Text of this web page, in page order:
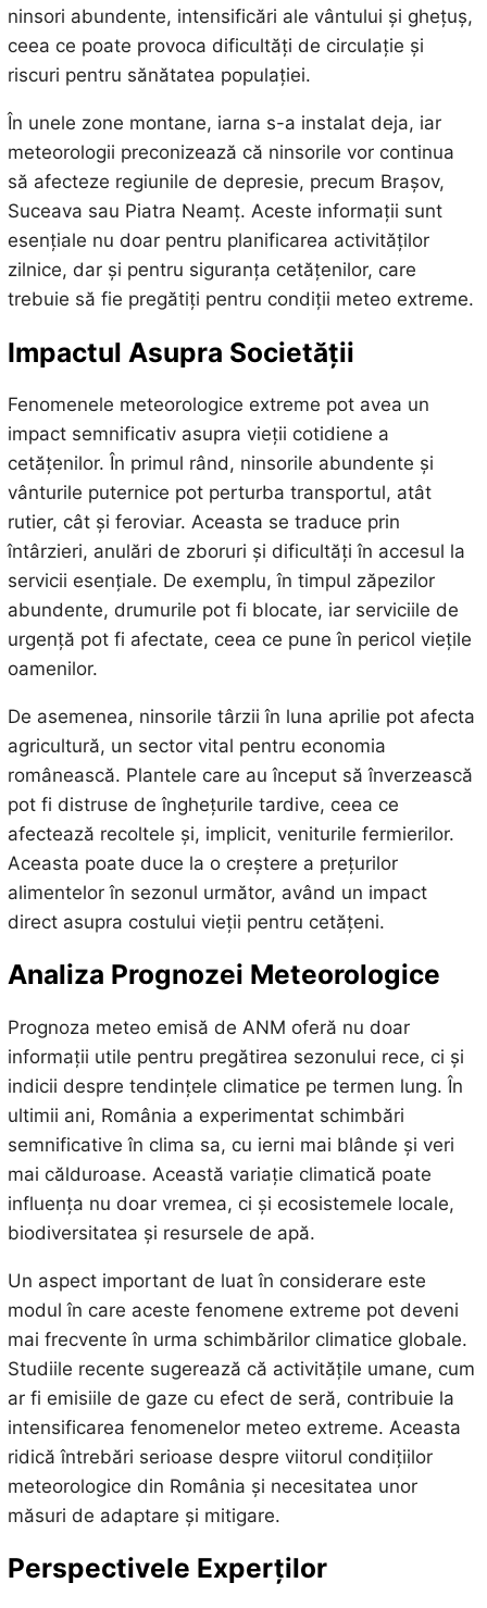
ninsori abundente, intensificări ale vântului și ghețuș,
ceea ce poate provoca dificultăți de circulație și
riscuri pentru sănătatea populației.
În unele zone montane, iarna s-a instalat deja, iar
meteorologii preconizează că ninsorile vor continua
să afecteze regiunile de depresie, precum Brașov,
Suceava sau Piatra Neamț. Aceste informații sunt
esențiale nu doar pentru planificarea activităților
zilnice, dar și pentru siguranța cetățenilor, care
trebuie să fie pregătiți pentru condiții meteo extreme.
Impactul Asupra Societății
Fenomenele meteorologice extreme pot avea un
impact semnificativ asupra vieții cotidiene a
cetățenilor. În primul rând, ninsorile abundente și
vânturile puternice pot perturba transportul, atât
rutier, cât și feroviar. Aceasta se traduce prin
întârzieri, anulări de zboruri și dificultăți în accesul la
servicii esențiale. De exemplu, în timpul zăpezilor
abundente, drumurile pot fi blocate, iar serviciile de
urgență pot fi afectate, ceea ce pune în pericol viețile
oamenilor.
De asemenea, ninsorile târzii în luna aprilie pot afecta
agricultură, un sector vital pentru economia
românească. Plantele care au început să înverzească
pot fi distruse de înghețurile tardive, ceea ce
afectează recoltele și, implicit, veniturile fermierilor.
Aceasta poate duce la o creștere a prețurilor
alimentelor în sezonul următor, având un impact
direct asupra costului vieții pentru cetățeni.
Analiza Prognozei Meteorologice
Prognoza meteo emisă de ANM oferă nu doar
informații utile pentru pregătirea sezonului rece, ci și
indicii despre tendințele climatice pe termen lung. În
ultimii ani, România a experimentat schimbări
semnificative în clima sa, cu ierni mai blânde și veri
mai călduroase. Această variație climatică poate
influența nu doar vremea, ci și ecosistemele locale,
biodiversitatea și resursele de apă.
Un aspect important de luat în considerare este
modul în care aceste fenomene extreme pot deveni
mai frecvente în urma schimbărilor climatice globale.
Studiile recente sugerează că activitățile umane, cum
ar fi emisiile de gaze cu efect de seră, contribuie la
intensificarea fenomenelor meteo extreme. Aceasta
ridică întrebări serioase despre viitorul condițiilor
meteorologice din România și necesitatea unor
măsuri de adaptare și mitigare.
Perspectivele Experților